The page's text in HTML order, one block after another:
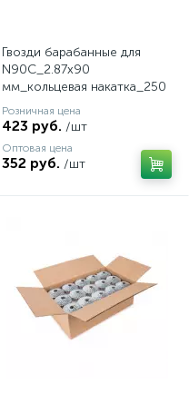
Гвозди барабанные для
N90C_2.87x90
мм_кольцевая накатка_250
шт.
Розничная цена
423 руб. /шт
Оптовая цена
352 руб. /шт